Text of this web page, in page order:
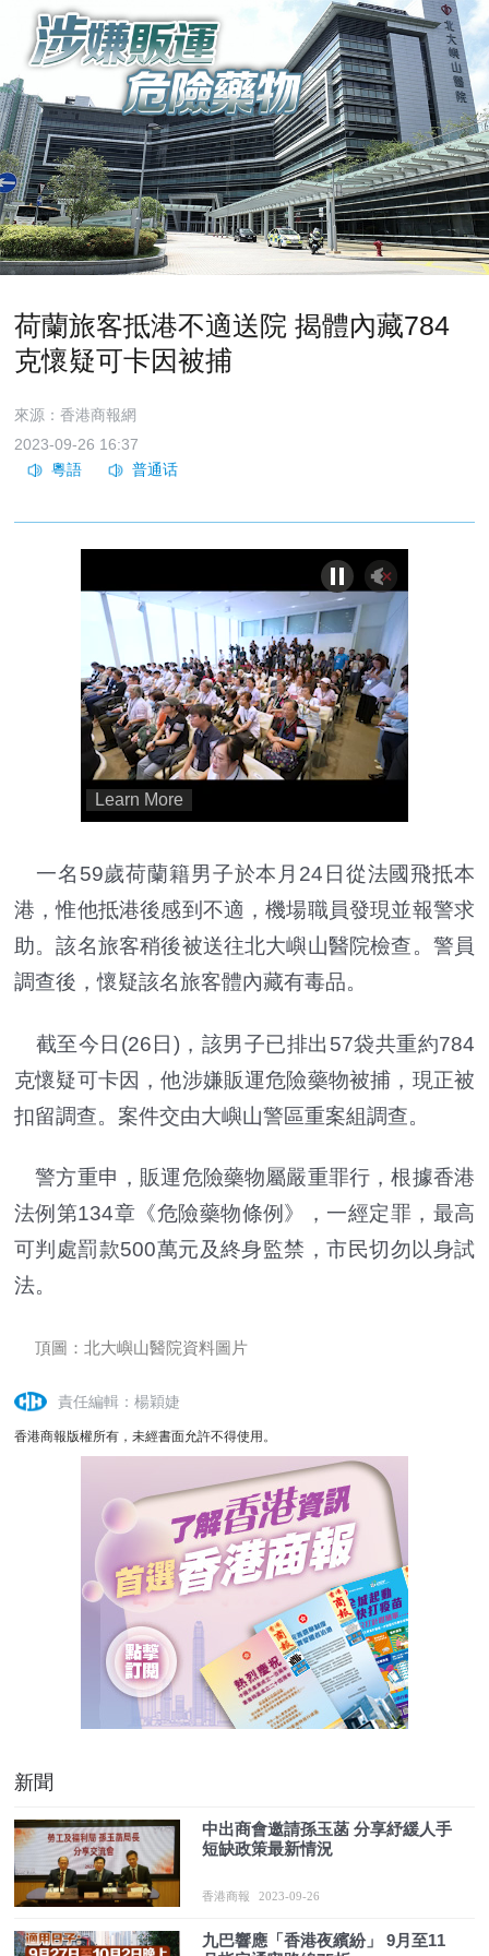
荷蘭旅客抵港不適送院 揭體內藏784
克懷疑可卡因被捕
來源：香港商報網
2023-09-26 16:37
一名59歲荷蘭籍男子於本月24日從法國飛抵本
港，惟他抵港後感到不適，機場職員發現並報警求
助。該名旅客稍後被送往北大嶼山醫院檢查。警員
調查後，懷疑該名旅客體內藏有毒品。
截至今日(26日)，該男子已排出57袋共重約784
克懷疑可卡因，他涉嫌販運危險藥物被捕，現正被
扣留調查。案件交由大嶼山警區重案組調查。
警方重申，販運危險藥物屬嚴重罪行，根據香港
法例第134章《危險藥物條例》，一經定罪，最高
可判處罰款500萬元及終身監禁，市民切勿以身試
法。
頂圖：北大嶼山醫院資料圖片
責任編輯：楊穎婕
香港商報版權所有，未經書面允許不得使用。
新聞
中出商會邀請孫玉菡 分享紓緩人手
短缺政策最新情況
香港商報 2023-09-26
九巴響應「香港夜繽紛」 9月至11